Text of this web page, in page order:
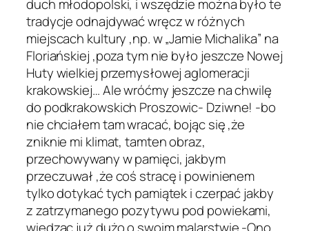
duch młodopolski, i wszędzie można było te
tradycje odnajdywać wręcz w różnych
miejscach kultury ,np. w „Jamie Michalika” na
Floriańskiej ,poza tym nie było jeszcze Nowej
Huty wielkiej przemysłowej aglomeracji
krakowskiej… Ale wróćmy jeszcze na chwilę
do podkrakowskich Proszowic- Dziwne! -bo
nie chciałem tam wracać, bojąc się ,że
zniknie mi klimat, tamten obraz,
przechowywany w pamięci, jakbym
przeczuwał ,że coś stracę i powinienem
tylko dotykać tych pamiątek i czerpać jakby
z zatrzymanego pozytywu pod powiekami,